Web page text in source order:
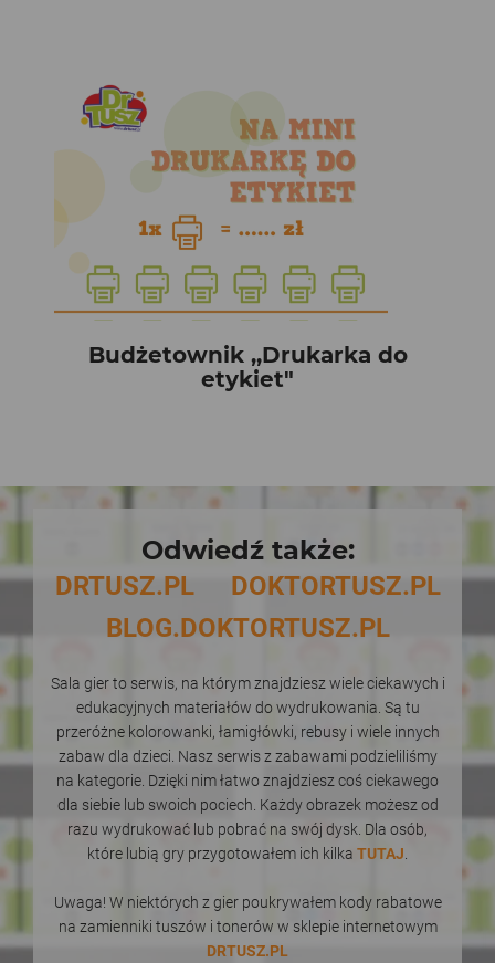
Budżetownik ,,Drukarka do
etykiet"
Odwiedź także:
DRTUSZ.PL
DOKTORTUSZ.PL
BLOG.DOKTORTUSZ.PL
Sala gier to serwis, na którym znajdziesz wiele ciekawych i
edukacyjnych materiałów do wydrukowania. Są tu
przeróżne kolorowanki, łamigłówki, rebusy i wiele innych
zabaw dla dzieci. Nasz serwis z zabawami podzieliliśmy
na kategorie. Dzięki nim łatwo znajdziesz coś ciekawego
dla siebie lub swoich pociech. Każdy obrazek możesz od
razu wydrukować lub pobrać na swój dysk. Dla osób,
które lubią gry przygotowałem ich kilka TUTAJ
Uwaga! W niektórych z gier poukrywałem kody rabatowe
na zamienniki tuszów i tonerów w sklepie internetowym
DRTUSZ.PL